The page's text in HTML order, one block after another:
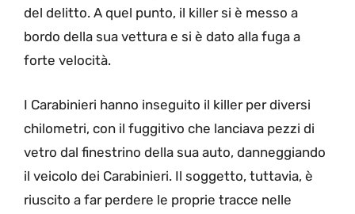
del delitto. A quel punto, il killer si è messo a
bordo della sua vettura e si è dato alla fuga a
forte velocità.
I Carabinieri hanno inseguito il killer per diversi
chilometri, con il fuggitivo che lanciava pezzi di
vetro dal finestrino della sua auto, danneggiando
il veicolo dei Carabinieri. Il soggetto, tuttavia, è
riuscito a far perdere le proprie tracce nelle